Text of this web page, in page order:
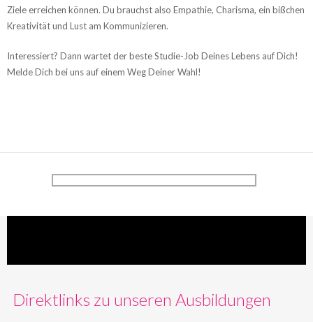
Ziele erreichen können. Du brauchst also Empathie, Charisma, ein bißchen
Kreativität und Lust am Kommunizieren.
Interessiert? Dann wartet der beste Studie-Job Deines Lebens auf Dich!
Melde Dich bei uns auf einem Weg Deiner Wahl!
Direktlinks zu unseren Ausbildungen